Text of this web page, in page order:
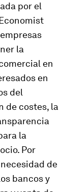
por el
la
en
en
del
de costes, la
la
Por
de
bancos y